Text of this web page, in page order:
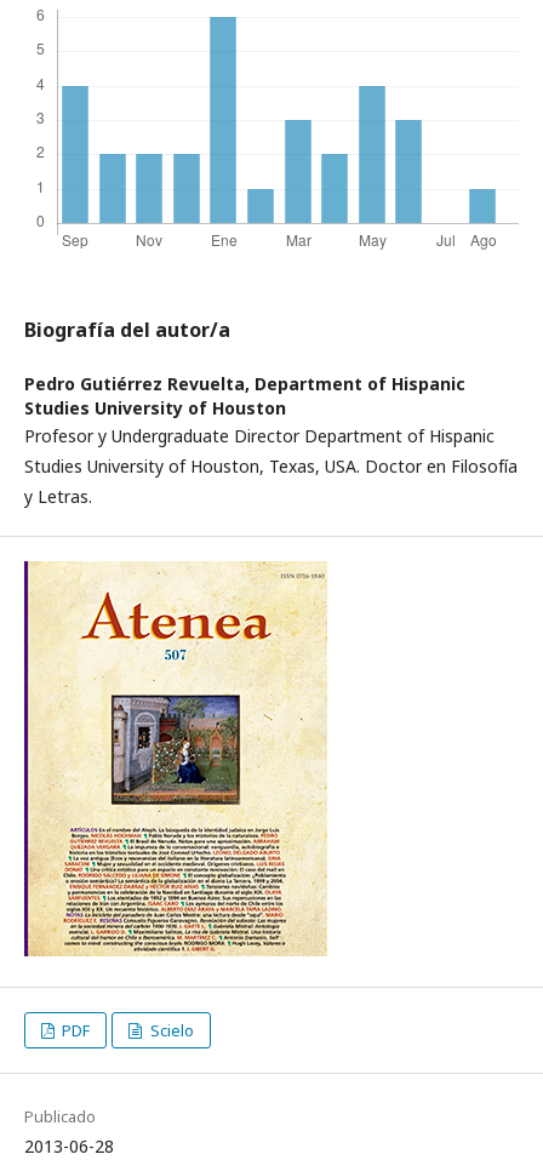
Biografía del autor/a
Pedro Gutiérrez Revuelta, Department of Hispanic
Studies University of Houston
Profesor y Undergraduate Director Department of Hispanic
Studies University of Houston, Texas, USA. Doctor en Filosofía
y Letras.
PDF Scielo
Publicado
2013-06-28